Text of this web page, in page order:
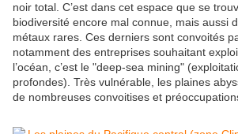
noir total. C’est dans cet espace que se
biodiversité encore mal connue, mais aussi
métaux rares. Ces derniers sont convoités
notamment des entreprises souhaitant
l’océan, c’est le "deep-sea mining"
profondes). Très vulnérable, les plaines
de nombreuses convoitises et